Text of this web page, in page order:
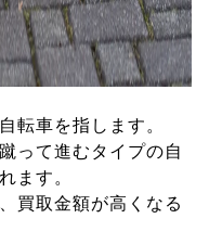
転車を指します。
って進むタイプの自
ます。
買取金額が高くなる